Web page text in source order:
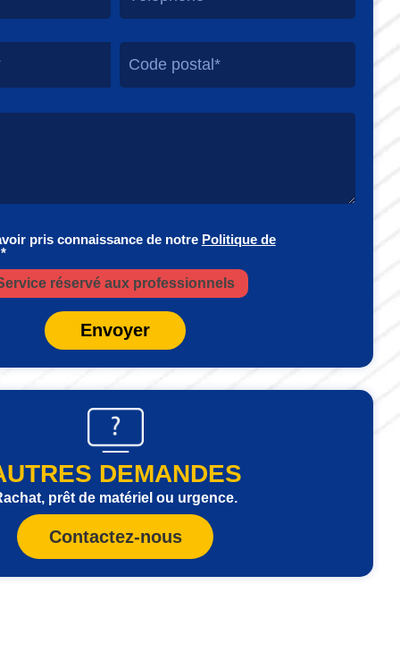
pris connaissance de notre Politique de
réservé aux professionnels
Envoyer
DEMANDES
prêt de matériel ou urgence.
Contactez-nous